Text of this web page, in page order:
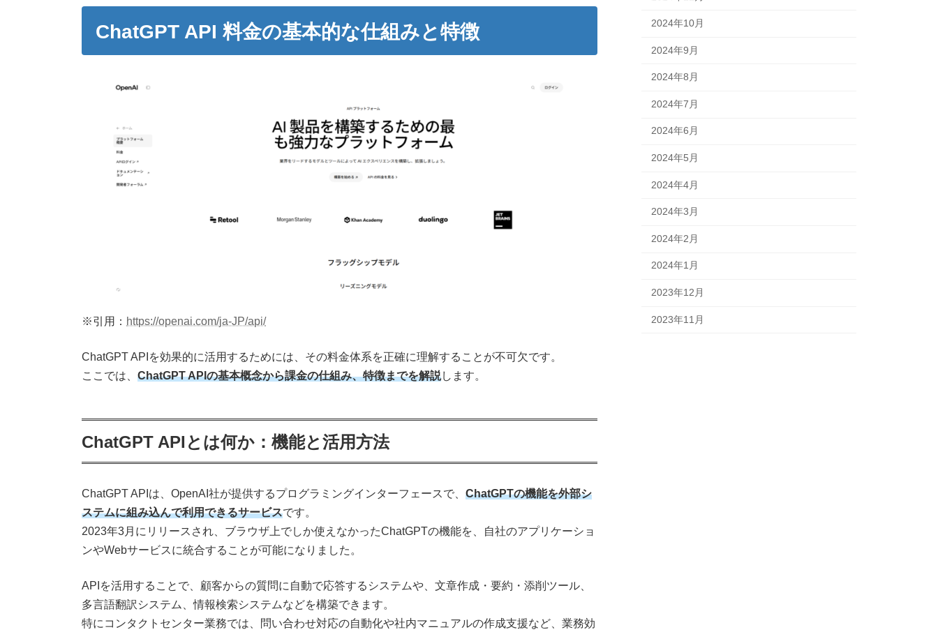
ChatGPT API 料金の基本的な仕組みと特徴
※引用： https://openai.com/ja-JP/api/
ChatGPT APIを効果的に活用するためには、その料金体系を正確に理解することが不可欠です。
ここでは、 ChatGPT APIの基本概念から課金の仕組み、特徴までを解説します。
ChatGPT APIとは何か：機能と活用方法
ChatGPT APIは、OpenAI社が提供するプログラミングインターフェースで、 ChatGPTの機能を外部シ
ステムに組み込んで利用できるサービスです。
2023年3月にリリースされ、ブラウザ上でしか使えなかったChatGPTの機能を、自社のアプリケーショ
ンやWebサービスに統合することが可能になりました。
APIを活用することで、顧客からの質問に自動で応答するシステムや、文章作成・要約・添削ツール、
多言語翻訳システム、情報検索システムなどを構築できます。
特にコンタクトセンター業務では、問い合わせ対応の自動化や社内マニュアルの作成支援など、業務効
2024年10月
2024年9月
2024年8月
2024年7月
2024年6月
2024年5月
2024年4月
2024年3月
2024年2月
2024年1月
2023年12月
2023年11月